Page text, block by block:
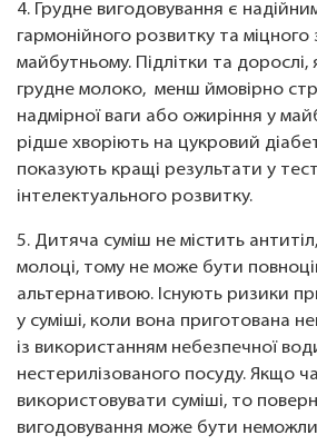
4. Грудне вигодовування є
гармонійного розвитку та міцного
майбутньому. Підлітки та дорослі,
грудне молоко, менш ймовірно
надмірної ваги або ожиріння у
рідше хворіють на цукровий
показують кращі результати у
інтелектуального розвитку.
5. Дитяча суміш не містить
молоці, тому не може бути
альтернативою. Існують ризики
у суміші, коли вона приготована
із використанням небезпечної
нестерилізованого посуду. Якщо
використовувати суміші, то
вигодовування може бути